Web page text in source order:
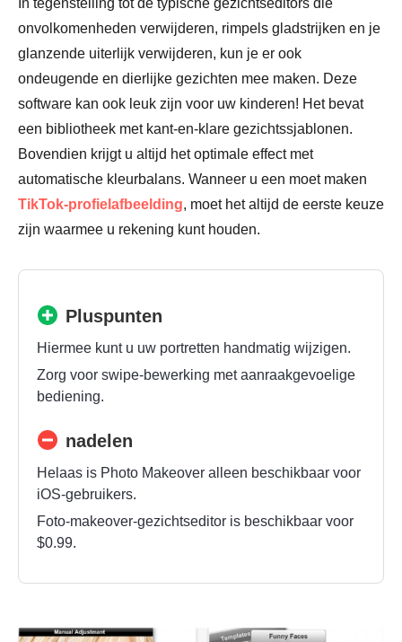
In tegenstelling tot de typische gezichtseditors die
onvolkomenheden verwijderen, rimpels gladstrijken en je
glanzende uiterlijk verwijderen, kun je er ook
ondeugende en dierlijke gezichten mee maken. Deze
software kan ook leuk zijn voor uw kinderen! Het bevat
een bibliotheek met kant-en-klare gezichtssjablonen.
Bovendien krijgt u altijd het optimale effect met
automatische kleurbalans. Wanneer u een moet maken
TikTok-profielafbeelding, moet het altijd de eerste keuze
zijn waarmee u rekening kunt houden.
Pluspunten
Hiermee kunt u uw portretten handmatig wijzigen.
Zorg voor swipe-bewerking met aanraakgevoelige
bediening.
nadelen
Helaas is Photo Makeover alleen beschikbaar voor
iOS-gebruikers.
Foto-makeover-gezichtseditor is beschikbaar voor
$0.99.